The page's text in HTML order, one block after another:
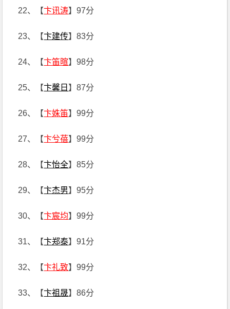
22、【卞讯涛】97分
23、【卞建传】83分
24、【卞笛暄】98分
25、【卞馨日 】87分
26、【卞姝笛】99分
27、【卞兮蓓】99分
28、【卞怡全】85分
29、【卞杰男】95分
30、【卞宸均】99分
31、【卞郑泰】91分
32、【卞礼致】99分
33、【卞祖晟】86分